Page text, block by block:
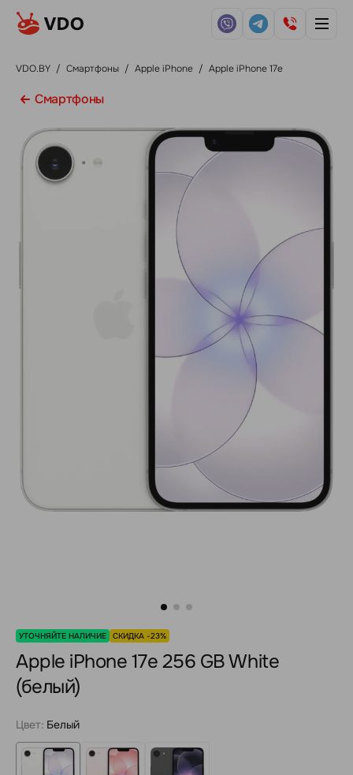
VDO.BY / Смартфоны / Apple iPhone / Apple iPhone 17e
Смартфоны
УТОЧНЯЙТЕ НАЛИЧИЕ СКИДКА -23%
Apple iPhone 17e 256 GB White
(белый)
Цвет: Белый